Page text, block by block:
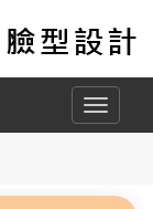
Toggle